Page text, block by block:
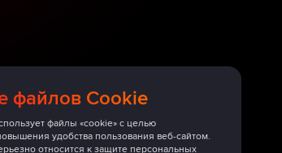
файлов Cookie
файлы «cookie» с целью
удобства пользования веб-сайтом.
относится к защите персональных